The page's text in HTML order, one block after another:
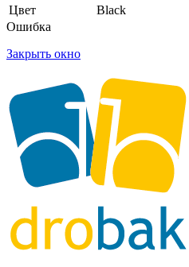
Цвет
Black
Ошибка
Закрыть окно